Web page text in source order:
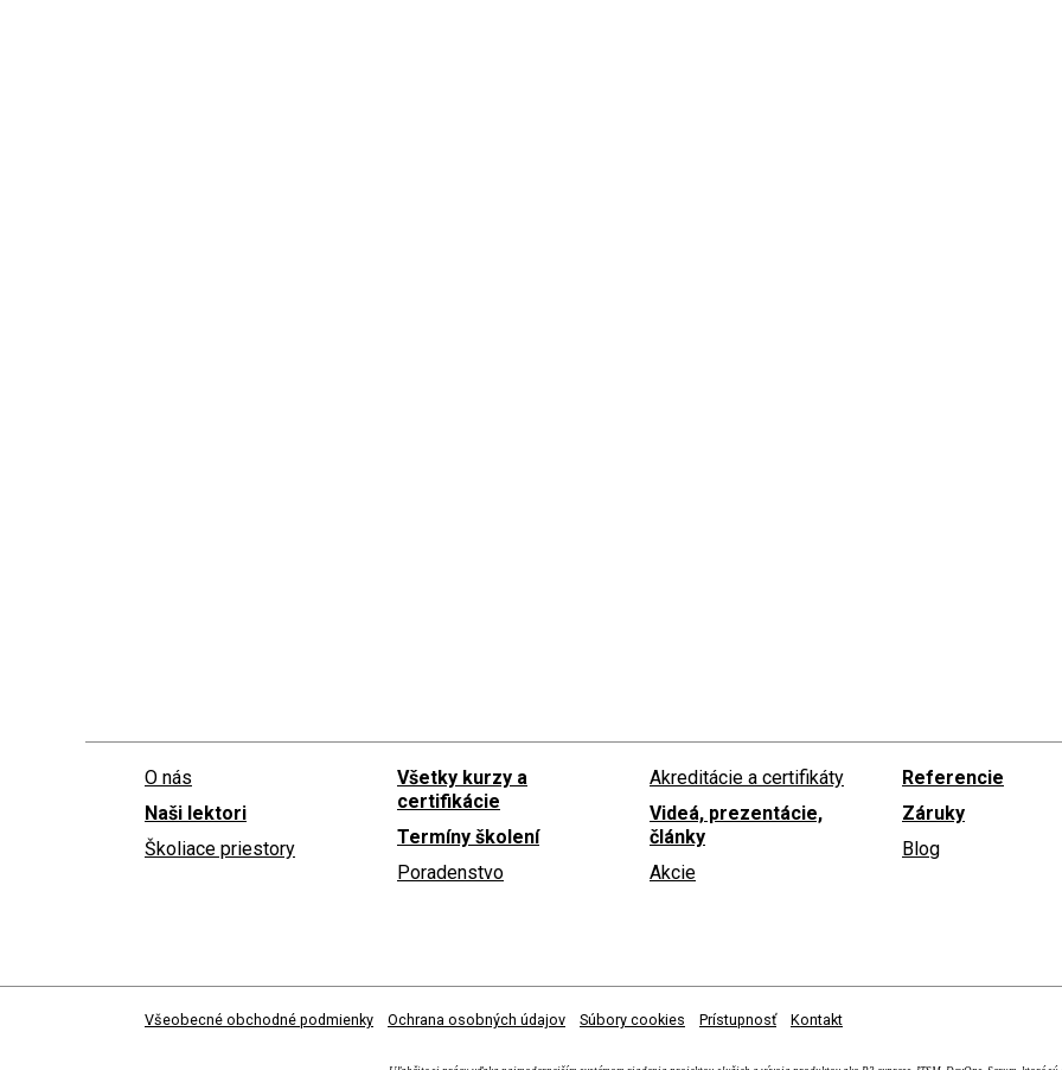
O nás
Naši lektori
Školiace priestory
Všetky kurzy a
certifikácie
Termíny školení
Poradenstvo
Akreditácie a certifikáty
Videá, prezentácie,
články
Akcie
Referencie
Záruky
Blog
Všeobecné obchodné podmienky Ochrana osobných údajov Súbory cookies Prístupnosť Kontakt